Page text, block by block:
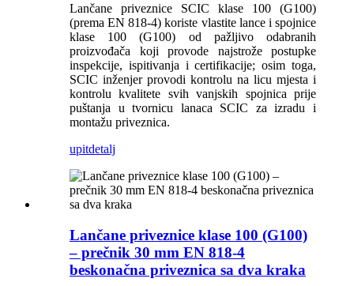
Lančane priveznice SCIC klase 100 (G100)
(prema EN 818-4) koriste vlastite lance i spojnice
klase 100 (G100) od pažljivo odabranih
proizvođača koji provode najstrože postupke
inspekcije, ispitivanja i certifikacije; osim toga,
SCIC inženjer provodi kontrolu na licu mjesta i
kontrolu kvalitete svih vanjskih spojnica prije
puštanja u tvornicu lanaca SCIC za izradu i
montažu priveznica.
upitdetalj
Lančane priveznice klase 100 (G100)
– prečnik 30 mm EN 818-4
beskonačna priveznica sa dva kraka